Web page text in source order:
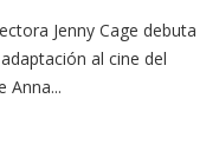
Jenny Cage debuta
al cine del
Anna...